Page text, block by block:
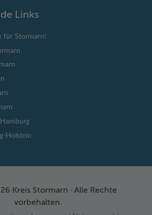
Links
für Stormarn!
Holstein
Kreis Stormarn · Alle Rechte
vorbehalten.